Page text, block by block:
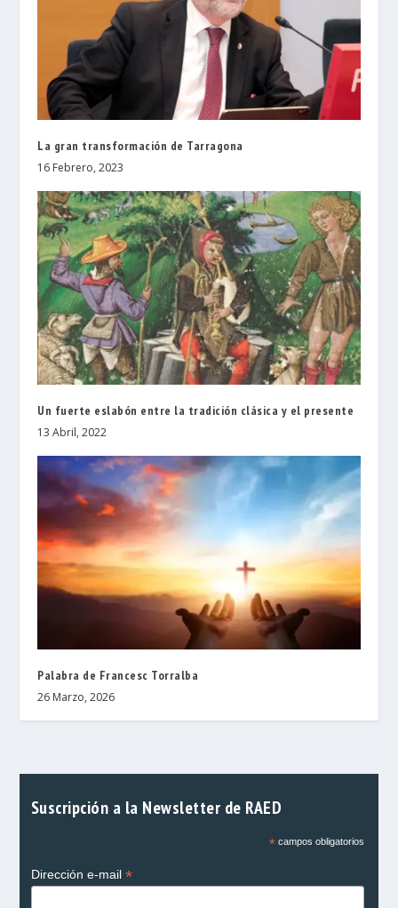
La gran transformación de Tarragona
16 Febrero, 2023
Un fuerte eslabón entre la tradición clásica y el presente
13 Abril, 2022
Palabra de Francesc Torralba
26 Marzo, 2026
Suscripción a la Newsletter de RAED
*campos obligatorios
Dirección e-mail *